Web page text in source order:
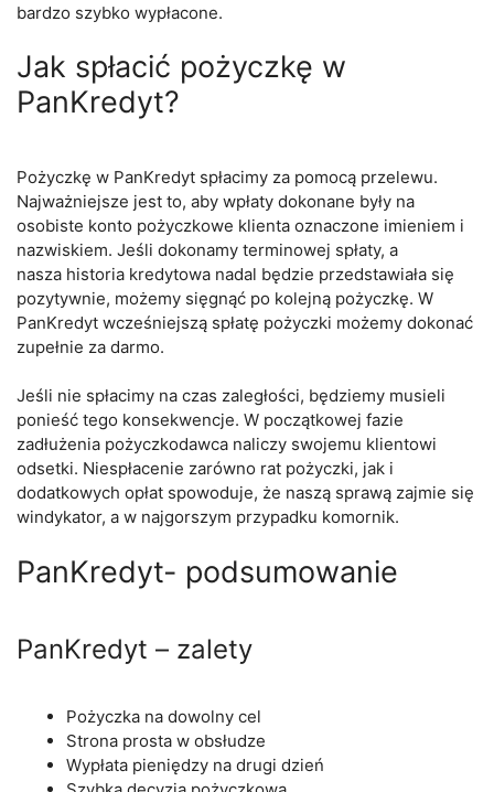
bardzo szybko wypłacone.
Jak spłacić pożyczkę w
PanKredyt?
Pożyczkę w PanKredyt spłacimy za pomocą przelewu.
Najważniejsze jest to, aby wpłaty dokonane były na
osobiste konto pożyczkowe klienta oznaczone imieniem i
nazwiskiem. Jeśli dokonamy terminowej spłaty, a
nasza historia kredytowa nadal będzie przedstawiała się
pozytywnie, możemy sięgnąć po kolejną pożyczkę. W
PanKredyt wcześniejszą spłatę pożyczki możemy dokonać
zupełnie za darmo.
Jeśli nie spłacimy na czas zaległości, będziemy musieli
ponieść tego konsekwencje. W początkowej fazie
zadłużenia pożyczkodawca naliczy swojemu klientowi
odsetki. Niespłacenie zarówno rat pożyczki, jak i
dodatkowych opłat spowoduje, że naszą sprawą zajmie się
windykator, a w najgorszym przypadku komornik.
PanKredyt- podsumowanie
PanKredyt – zalety
Pożyczka na dowolny cel
Strona prosta w obsłudze
Wypłata pieniędzy na drugi dzień